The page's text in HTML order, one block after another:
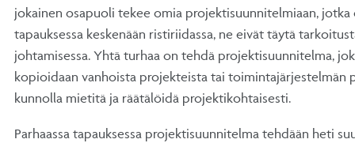
jokainen osapuoli tekee omia projektisuunnitelmiaan, jotka
tapauksessa keskenään ristiriidassa, ne eivät täytä
johtamisessa. Yhtä turhaa on tehdä projektisuunnitelma,
kopioidaan vanhoista projekteista tai toimintajärjestelmän
kunnolla mietitä ja räätälöidä projektikohtaisesti.
Parhaassa tapauksessa projektisuunnitelma tehdään heti